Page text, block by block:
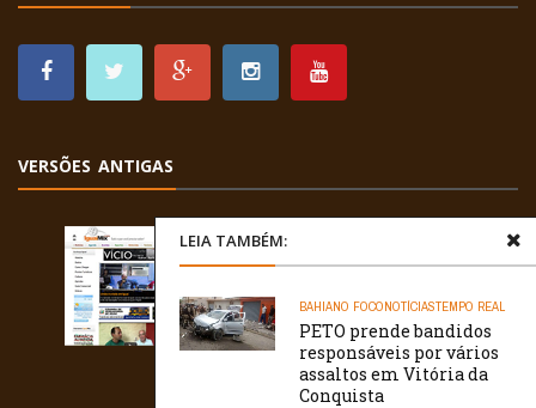
LEIA TAMBÉM:
BAHIANO FOCONOTÍCIASTEMPO REAL
PETO prende bandidos
responsáveis por vários
assaltos em Vitória da
Conquista
VERSÕES ANTIGAS